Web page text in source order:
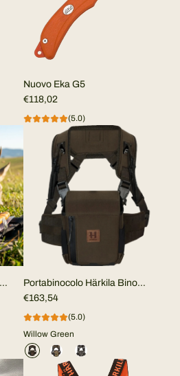
Nuovo Eka G5
€118,02
(5.0)
Portabinocolo Härkila Bino
Harness
€163,54
(5.0)
Willow Green